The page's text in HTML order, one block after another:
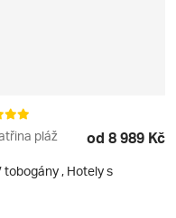
pláž od 8 989 Kč
tobogány , Hotely s